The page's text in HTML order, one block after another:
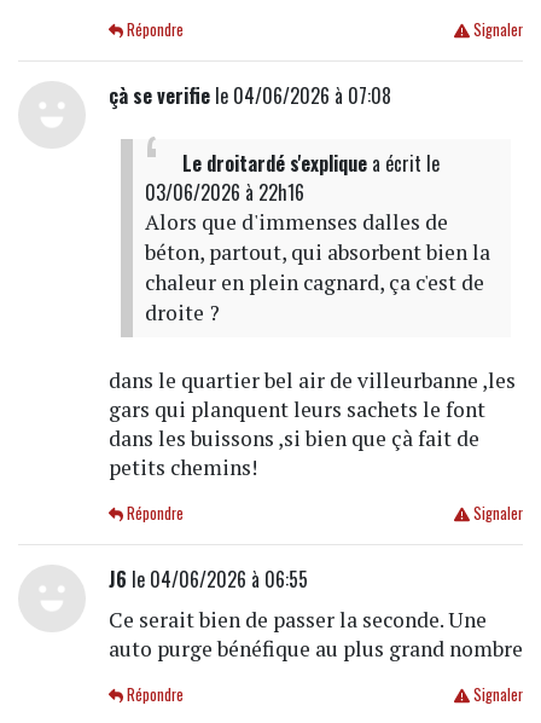
Signaler
Répondre
çà se verifiele 04/06/2026 à 07:08
Le droitardé s'expliquea écrit le
03/06/2026 à 22h16
Alors que d'immenses dalles de
béton, partout, qui absorbent bien la
chaleur en plein cagnard, ça c'est de
droite ?
dans le quartier bel air de villeurbanne ,les
gars qui planquent leurs sachets le font
dans les buissons ,si bien que çà fait de
petits chemins!
Signaler
Répondre
J6 le 04/06/2026 à 06:55
Ce serait bien de passer la seconde. Une
auto purge bénéfique au plus grand nombre
Signaler
Répondre